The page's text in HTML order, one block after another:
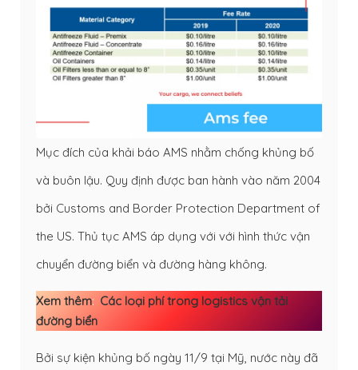
Mục đích của khải báo AMS nhằm chống khủng bố
và buôn lậu. Quy định được ban hành vào năm 2004
bởi Customs and Border Protection Department of
the US. Thủ tục AMS áp dụng với với hình thức vận
chuyển đường biển và đường hàng không.
Xem thêm: Các loại phí trong logistics vận tải
đường biển
Bởi sự kiện khủng bố ngày 11/9 tại Mỹ, nước này đã